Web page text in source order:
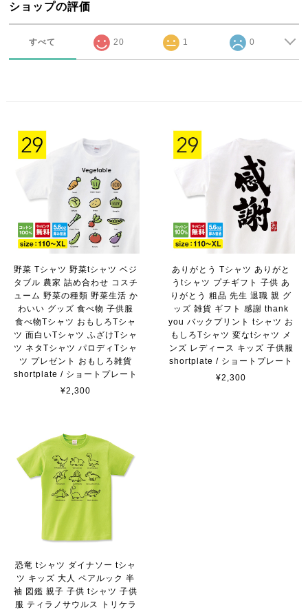
ショップの評価
すべて 20 1 0
野菜 Tシャツ 野菜tシャツ ベジ
タブル 農家 詰め合わせ コスチ
ューム 野菜の種類 野菜生活 か
わいい グッズ 食べ物 子供服
食べ物Tシャツ おもしろTシャ
ツ 面白いTシャツ ふざけTシャ
ツ ネタTシャツ パロディTシャ
ツ プレゼント おもしろ雑貨
shortplate / ショートプレート
¥2,300
ありがとう Tシャツ ありがと
うtシャツ プチギフト 子供 あ
りがとう 粗品 先生 退職 親 グ
ッズ 雑貨 ギフト 感謝 thank
you バックプリント tシャツ お
もしろTシャツ 変なtシャツ メ
ンズ レディース キッズ 子供服
shortplate / ショートプレート
¥2,300
恐竜 tシャツ ダイナソー tシャ
ツ キッズ 大人 ペアルック 半
袖 図鑑 親子 子供 tシャツ 子供
服 ティラノサウルス トリケラ